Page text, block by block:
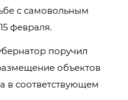
с самовольным
февраля.
поручил
объектов
в соответствующем